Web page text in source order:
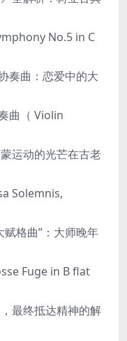
No.5 in C
曲：恋爱中的大
曲（ Violin
运动的光芒在古老
Solemnis,
格曲”：大师晚年
Fuge in B flat
最终抵达精神的解